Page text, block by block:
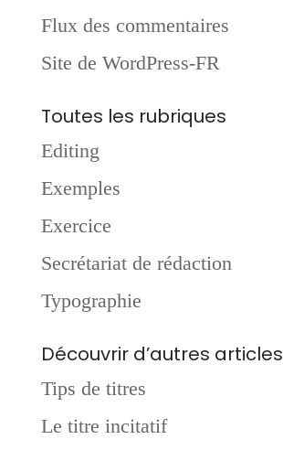
Flux des commentaires
Site de WordPress-FR
Toutes les rubriques
Editing
Exemples
Exercice
Secrétariat de rédaction
Typographie
Découvrir d’autres articles
Tips de titres
Le titre incitatif